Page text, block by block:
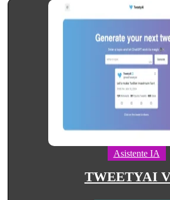
Asistente IA
TWEETYAI